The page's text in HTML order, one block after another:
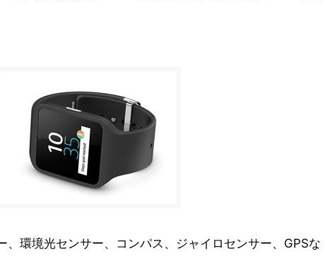
環境光センサー、コンパス、ジャイロセンサー、GPSな